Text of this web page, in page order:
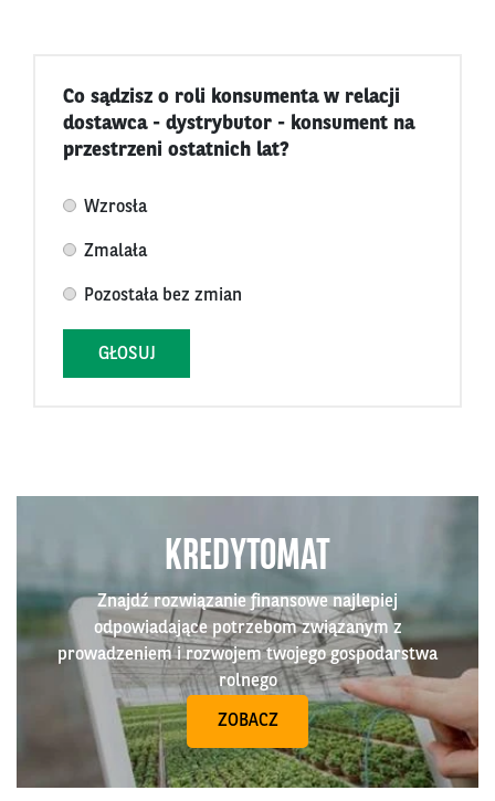
Co sądzisz o roli konsumenta w relacji
dostawca - dystrybutor - konsument na
przestrzeni ostatnich lat?
Pozostała bez zmian
Zmalała
Wzrosła
GŁOSUJ
KREDYTOMAT
Znajdź rozwiązanie finansowe najlepiej
odpowiadające potrzebom związanym z
prowadzeniem i rozwojem twojego gospodarstwa
rolnego
ZOBACZ